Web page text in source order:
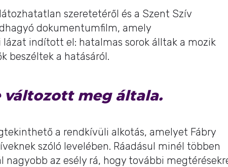
szeretetéről és a Szent Szív
dokumentumfilm, amely
lázat indított el: hatalmas sorok álltak a mozik
beszéltek a hatásáról.
változott meg általa.
a rendkívüli alkotás, amelyet Fábry
szóló levelében. Ráadásul minél többen
nagyobb az esély rá, hogy további